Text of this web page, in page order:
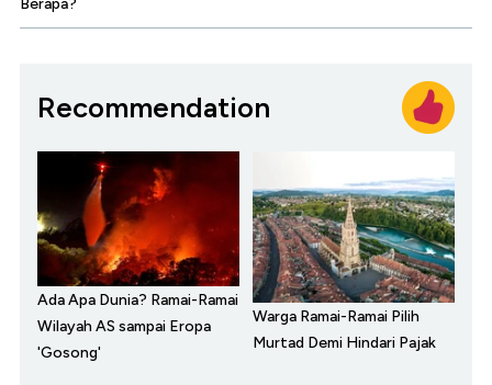
Berapa?
Recommendation
Ada Apa Dunia? Ramai-Ramai
Wilayah AS sampai Eropa
'Gosong'
Warga Ramai-Ramai Pilih
Murtad Demi Hindari Pajak